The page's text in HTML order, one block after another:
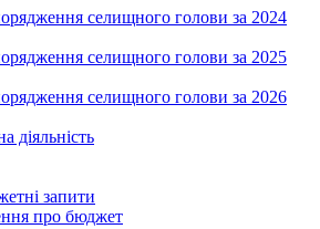
селищного голови за 2024
селищного голови за 2025
селищного голови за 2026
діяльність
запити
про бюджет